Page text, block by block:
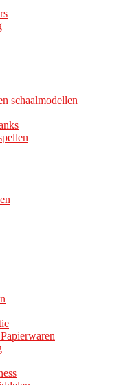
schaalmodellen